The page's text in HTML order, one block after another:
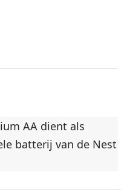
AA dient als
batterij van de Nest